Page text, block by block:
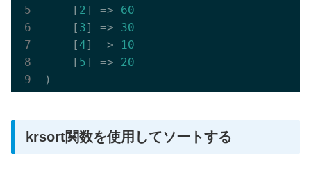
    [
2] => 60
    [
3] => 30
    [
4] =>
10
    [
5] => 20
krsort関数を使用してソートする